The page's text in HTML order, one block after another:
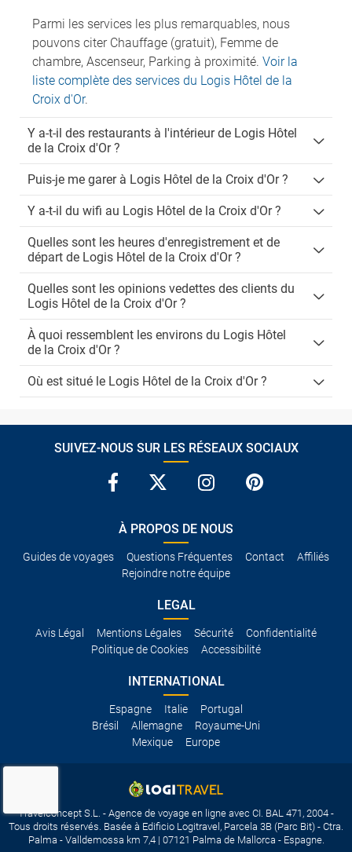
Parmi les services les plus remarquables, nous
pouvons citer Chauffage (gratuit), Femme de
chambre, Ascenseur, Parking à proximité. Voir la
liste complète des services du Logis Hôtel de la
Croix d'Or.
Y a-t-il des restaurants à l'intérieur de Logis Hôtel
de la Croix d'Or ?
Puis-je me garer à Logis Hôtel de la Croix d'Or ?
Y a-t-il du wifi au Logis Hôtel de la Croix d'Or ?
Quelles sont les heures d'enregistrement et de
départ de Logis Hôtel de la Croix d'Or ?
Quelles sont les opinions vedettes des clients du
Logis Hôtel de la Croix d'Or ?
À quoi ressemblent les environs du Logis Hôtel
de la Croix d'Or ?
Où est situé le Logis Hôtel de la Croix d'Or ?
SUIVEZ-NOUS SUR LES RÉSEAUX SOCIAUX
À PROPOS DE NOUS
Guides de voyages Questions Fréquentes Contact
Affiliés
Rejoindre notre équipe
LEGAL
Avis Légal Mentions Légales Sécurité
Confidentialité
Politique de Cookies
Accessibilité
INTERNATIONAL
Espagne Italie
Portugal
Brésil
Allemagne
Royaume-Uni
Mexique
Europe
Travelconcept S.L. - Agence de voyage en ligne avec CI. BAL 471, 2004 -
Tous droits réservés. Basée à Edificio Logitravel, Parcela 3B (Parc Bit) - Ctra.
Palma - Valldemossa km 7,4 | 07121 Palma de Mallorca - Espagne.